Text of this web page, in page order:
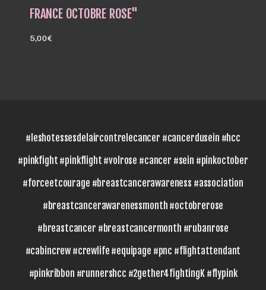
FRANCE OCTOBRE ROSE"
5,00€
#leshotessesdelaircontrelecancer #cancerdusein #hcc
#pinkfight #pinkflight #volrose #cancer #sein #pinkoctober
#forceetcourage #breastcancerawareness #association
#breastcancerawarenessmonth #octobrerose
#breastcancer #breastcancermonth #rubanrose
#cabincrew #crewlife #equipage #pnc #flightattendant
#pinkribbon #runnershcc #2gether4fightingK #flypink